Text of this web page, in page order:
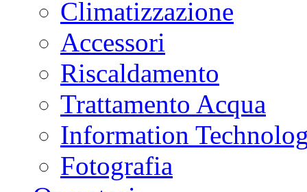
Climatizzazione
Accessori
Riscaldamento
Trattamento Acqua
Information
Fotografia